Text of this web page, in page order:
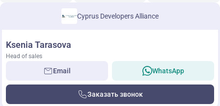
Cyprus Developers Alliance
Ksenia Tarasova
Head of sales
Email WhatsApp
Заказать звонок